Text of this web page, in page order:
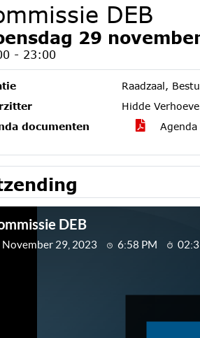
DEB
29
- 23:00
Raadzaal,
Hidde Verhoeve
documenten